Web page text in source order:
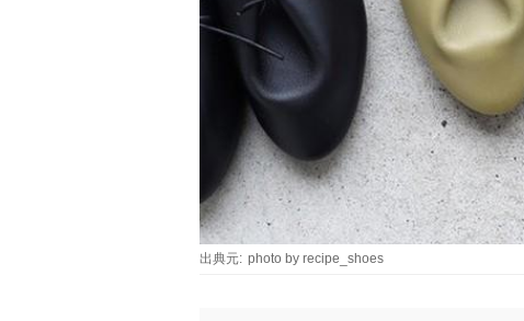
出典元: photo by recipe_shoes